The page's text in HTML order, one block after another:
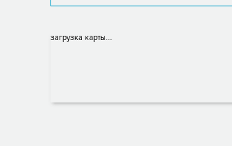
загрузка карты...